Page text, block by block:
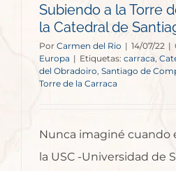
Subiendo a la Torre
la Catedral de
Por Carmen del Rio | 14/07/22 |
Europa | Etiquetas: carraca,
del Obradoiro, Santiago de
Torre de la Carraca
Nunca imaginé cuando
la USC -Universidad de